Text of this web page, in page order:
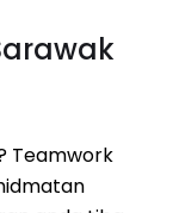
Teamwork